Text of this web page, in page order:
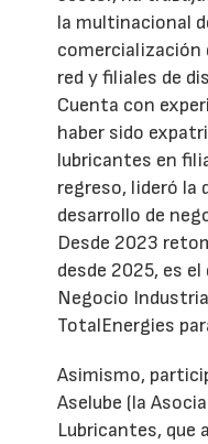
la multinacional
comercialización
red y filiales de
Cuenta con
haber sido
lubricantes en
regreso, lideró la
desarrollo de
Desde 2023
desde 2025, es
Negocio
TotalEnergies
Asimismo,
Aselube (la
Lubricantes, que